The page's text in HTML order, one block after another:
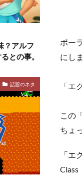
ポー
にし
「エ
この
ちょ
「
Class
？アルフ
との事。
話題のネタ